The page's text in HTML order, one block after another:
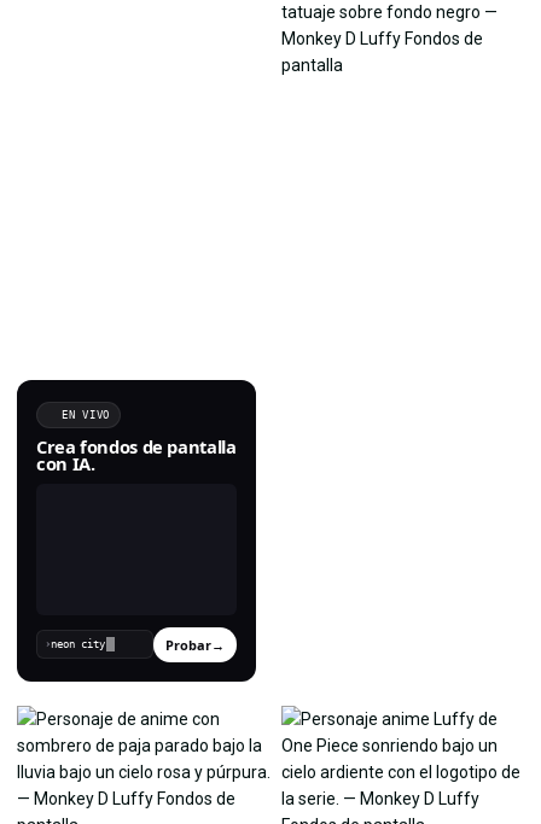
EN VIVO
Crea fondos de pantalla
con IA.
› Probar →